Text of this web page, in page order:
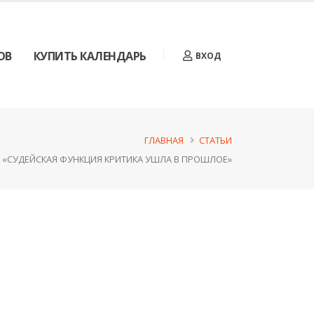
КУПИТЬ КАЛЕНДАРЬ ВХОД
ГЛАВНАЯ
СТАТЬИ
«СУДЕЙСКАЯ ФУНКЦИЯ КРИТИКА УШЛА В ПРОШЛОЕ»